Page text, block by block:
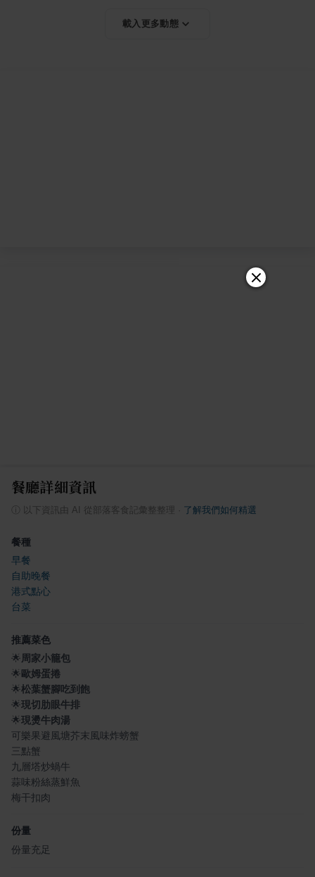
載入更多動態
餐廳詳細資訊
以下資訊由 AI 從部落客食記彙整整理 了解我們如何精選
餐種
早餐
自助晚餐
港式點心
台菜
推薦菜色
🌟 周家小籠包
🌟歐姆蛋捲
🌟松葉蟹腳吃到飽
🌟現切肋眼牛排
🌟現燙牛肉湯
可樂果避風塘芥末風味炸螃蟹
三點蟹
九層塔炒蝸牛
蒜味粉絲蒸鮮魚
梅干扣肉
份量
份量充足